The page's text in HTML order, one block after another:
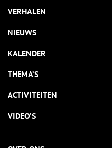
VERHALEN
NIEUWS
KALENDER
THEMA’S
ACTIVITEITEN
VIDEO’S